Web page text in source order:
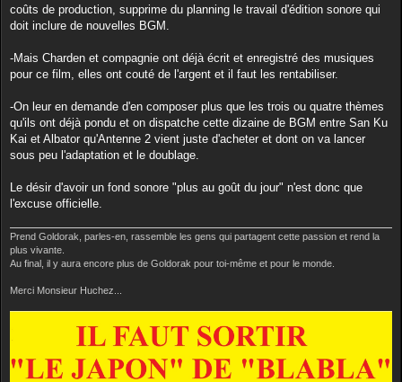
coûts de production, supprime du planning le travail d'édition sonore qui
doit inclure de nouvelles BGM.
-Mais Charden et compagnie ont déjà écrit et enregistré des musiques
pour ce film, elles ont couté de l'argent et il faut les rentabiliser.
-On leur en demande d'en composer plus que les trois ou quatre thèmes
qu'ils ont déjà pondu et on dispatche cette dizaine de BGM entre San Ku
Kai et Albator qu'Antenne 2 vient juste d'acheter et dont on va lancer
sous peu l'adaptation et le doublage.
Le désir d'avoir un fond sonore "plus au goût du jour" n'est donc que
l'excuse officielle.
Prend Goldorak, parles-en, rassemble les gens qui partagent cette passion et rend la
plus vivante.
Au final, il y aura encore plus de Goldorak pour toi-même et pour le monde.
Merci Monsieur Huchez...